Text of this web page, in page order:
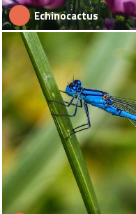
Echinocactus